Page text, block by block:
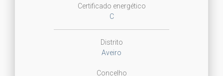
Certificado energético
C
Distrito
Aveiro
Concelho